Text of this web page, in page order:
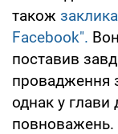
також
Facebook".
поставив
провадження
однак у
повноважень.